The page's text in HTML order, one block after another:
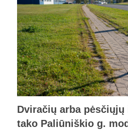
Dviračių arba
tako Paliūniškio g.